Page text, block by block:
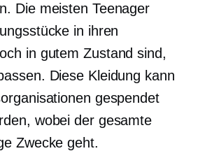
Die meisten Teenager
in ihren
in gutem Zustand sind,
Diese Kleidung kann
gespendet
wobei der gesamte
Zwecke geht.